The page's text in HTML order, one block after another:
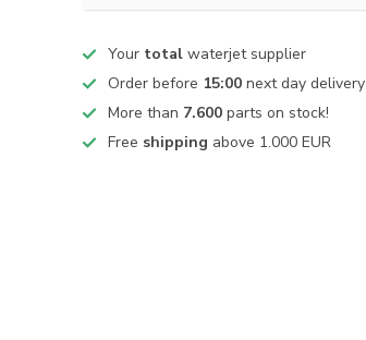
Your total waterjet supplier
Order before 15:00 next day delivery
More than 7.600 parts on stock!
Free shipping above 1.000 EUR